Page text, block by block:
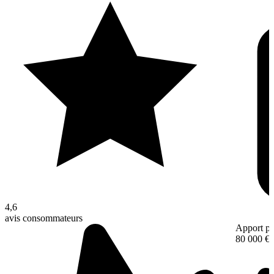
4,6
avis consommateurs
Apport
80 000 €